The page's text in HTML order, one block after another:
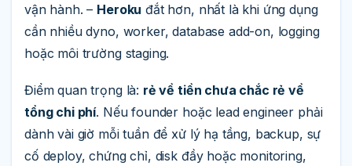
vận hành. – Heroku đắt hơn, nhất là khi ứng dụng
cần nhiều dyno, worker, database add-on, logging
hoặc môi trường staging.
Điểm quan trọng là: rẻ về tiền chưa chắc rẻ về
tổng chi phí. Nếu founder hoặc lead engineer phải
dành vài giờ mỗi tuần để xử lý hạ tầng, backup, sự
cố deploy, chứng chỉ, disk đầy hoặc monitoring,